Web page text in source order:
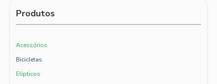
Produtos
Acessórios
Bicicletas
Elípticos